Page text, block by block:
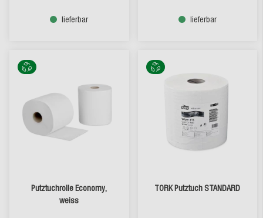
lieferbar lieferbar
Putztuchrolle Economy,
weiss
TORK Putztuch STANDARD